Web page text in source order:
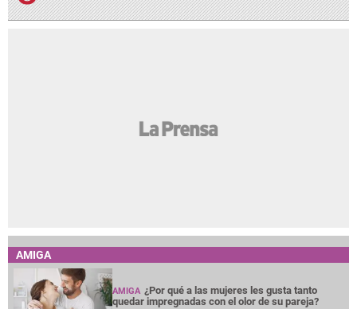
AMIGA
AMIGA ¿Por qué a las mujeres les gusta tanto
quedar impregnadas con el olor de su pareja?